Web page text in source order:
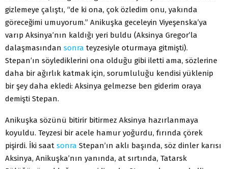
gizlemeye çalıştı, “de ki ona, çok özledim onu, yakında
göreceğimi umuyorum.” Anikuşka geceleyin Viyeşenska’ya
varıp Aksinya’nın kaldığı yeri buldu (Aksinya Gregor’la
dalaşmasından sonra teyzesiyle oturmaya gitmişti).
Stepan’ın söylediklerini ona olduğu gibi iletti ama, sözlerine
daha bir ağırlık katmak için, sorumluluğu kendisi yüklenip
bir şey daha ekledi: Aksinya gelmezse ben giderim oraya
demişti Stepan.
Anikuşka sözünü bitirir bitirmez Aksinya hazırlanmaya
koyuldu. Teyzesi bir acele hamur yoğurdu, fırında çörek
pişirdi. İki saat sonra Stepan’ın aklı başında, söz dinler karısı
Aksinya, Anikuşka’nın yanında, at sırtında, Tatarsk